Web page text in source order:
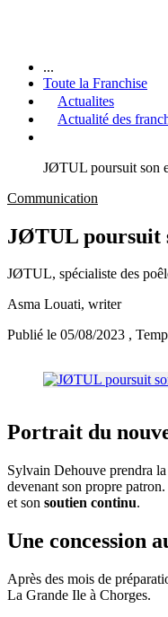
...
Toute la Franchise
Actualites
Actualité des
JØTUL poursuit son
Communication
JØTUL poursuit
JØTUL, spécialiste des
Asma Louati, writer
Publié le 05/08/2023 ,
Portrait du
Sylvain Dehouve prendra
devenant son propre
et son soutien continu.
Une concession
Après des mois de
La Grande Ile à Chorges.